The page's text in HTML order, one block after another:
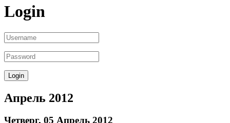
Login
Апрель 2012
Четверг, 05 Апрель 2012